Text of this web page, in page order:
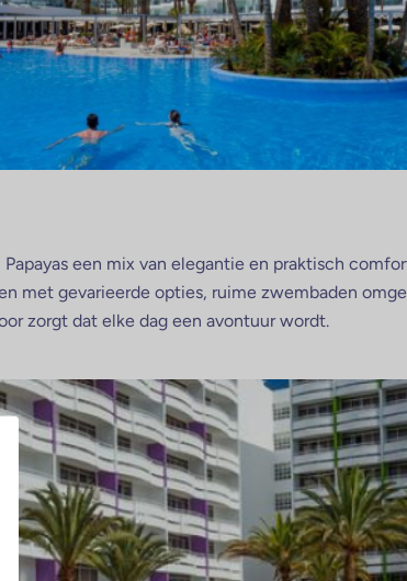
Papayas een mix van elegantie en praktisch
met gevarieerde opties, ruime zwembaden
zorgt dat elke dag een avontuur wordt.